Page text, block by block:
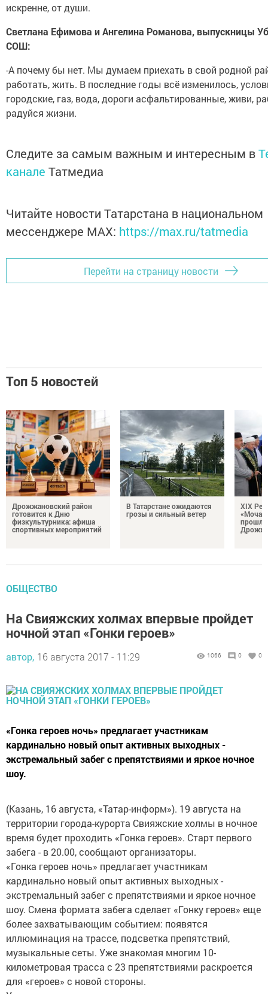
искренне, от души.
Светлана Ефимова и Ангелина Романова, выпускницы
СОШ:
-А почему бы нет. Мы думаем приехать в свой родной
работать, жить. В последние годы всё изменилось,
городские, газ, вода, дороги асфальтированные, живи,
радуйся жизни.
Следите за самым важным и интересным в
канале Татмедиа
Читайте новости Татарстана в национальном
мессенджере MАХ: https://max.ru/tatmedia
Перейти на страницу новости
Топ 5 новостей
Дрожжановский район
готовится к Дню
физкультурника: афиша
спортивных мероприятий
В Татарстане ожидаются
грозы и сильный ветер
XIX
ОБЩЕСТВО
На Свияжских холмах впервые пройдет
ночной этап «Гонки героев»
автор, 16 августа 2017 - 11:29 1066 0 0
«Гонка героев ночь» предлагает участникам
кардинально новый опыт активных выходных -
экстремальный забег с препятствиями и яркое ночное
шоу.
(Казань, 16 августа, «Татар-информ»). 19 августа на
территории города-курорта Свияжские холмы в ночное
время будет проходить «Гонка героев». Старт первого
забега - в 20.00, сообщают организаторы.
«Гонка героев ночь» предлагает участникам
кардинально новый опыт активных выходных -
экстремальный забег с препятствиями и яркое ночное
шоу. Смена формата забега сделает «Гонку героев» еще
более захватывающим событием: появятся
иллюминация на трассе, подсветка препятствий,
музыкальные сеты. Уже знакомая многим 10-
километровая трасса с 23 препятствиями раскроется
для «героев» с новой стороны.